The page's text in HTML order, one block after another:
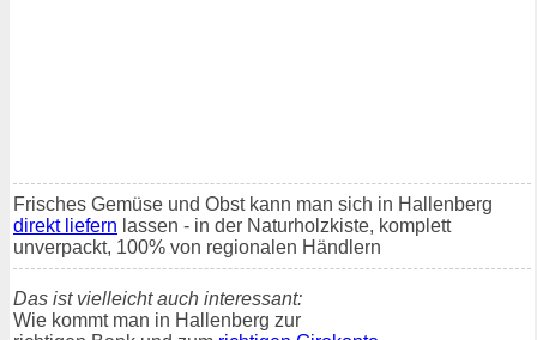
Frisches Gemüse und Obst kann man sich in Hallenberg
direkt liefern lassen - in der Naturholzkiste, komplett
unverpackt, 100% von regionalen Händlern
Das ist vielleicht auch interessant:
Wie kommt man in Hallenberg zur